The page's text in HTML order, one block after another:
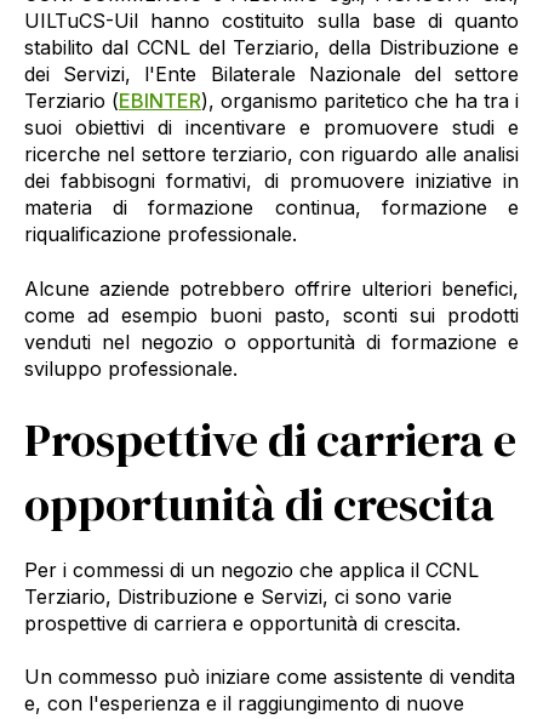
UILTuCS-Uil hanno costituito sulla base di quanto
stabilito dal CCNL del Terziario, della Distribuzione e
dei Servizi, l'Ente Bilaterale Nazionale del settore
Terziario (EBINTER), organismo paritetico che ha tra i
suoi obiettivi di incentivare e promuovere studi e
ricerche nel settore terziario, con riguardo alle analisi
dei fabbisogni formativi, di promuovere iniziative in
materia di formazione continua, formazione e
riqualificazione professionale.
Alcune aziende potrebbero offrire ulteriori benefici,
come ad esempio buoni pasto, sconti sui prodotti
venduti nel negozio o opportunità di formazione e
sviluppo professionale.
Prospettive di carriera e
opportunità di crescita
Per i commessi di un negozio che applica il CCNL
Terziario, Distribuzione e Servizi, ci sono varie
prospettive di carriera e opportunità di crescita.
Un commesso può iniziare come assistente di vendita
e, con l'esperienza e il raggiungimento di nuove